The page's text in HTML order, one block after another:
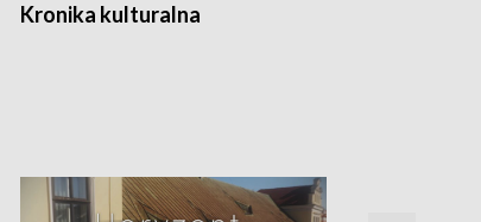
Kronika kulturalna